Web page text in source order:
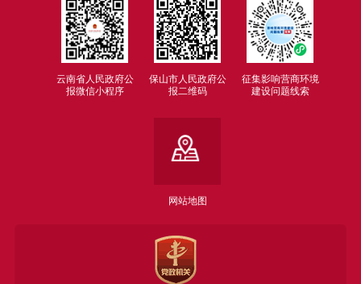
云南省人民政府公
报微信小程序
保山市人民政府公
报二维码
征集影响营商环境
建设问题线索
网站地图